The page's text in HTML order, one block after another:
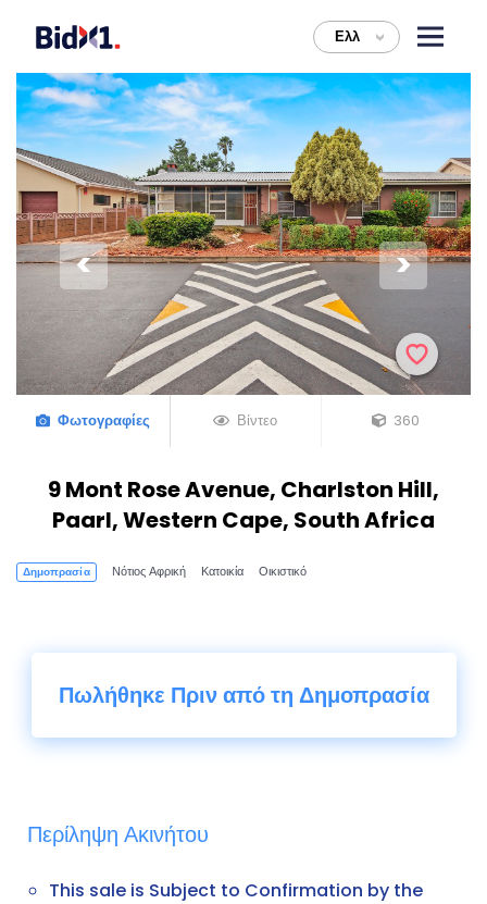
Ελλ >
Φωτογραφίες Βίντεο 360
9 Mont Rose Avenue, Charlston Hill,
Paarl, Western Cape, South Africa
Δημοπρασία Νότιος Αφρική Κατοικία Οικιστικό
Πωλήθηκε Πριν από τη Δημοπρασία
Περίληψη Ακινήτου
This sale is Subject to Confirmation by the